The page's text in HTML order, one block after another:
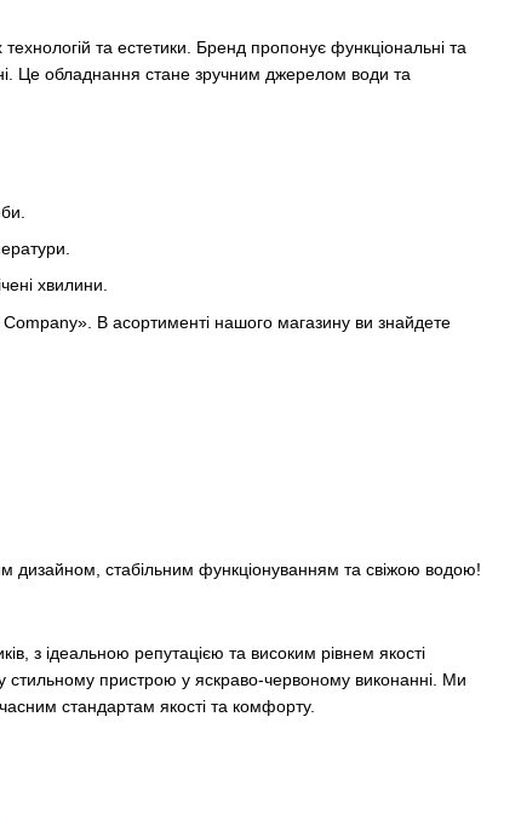
та естетики. Бренд пропонує функціональні та
Це обладнання стане зручним джерелом води та
хвилини.
В асортименті нашого магазину ви знайдете
дизайном, стабільним функціонуванням та свіжою водою!
з ідеальною репутацією та високим рівнем якості
стильному пристрою у яскраво-червоному виконанні. Ми
стандартам якості та комфорту.